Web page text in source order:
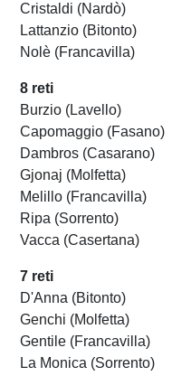
Cristaldi (Nardò)
Lattanzio (Bitonto)
Nolè (Francavilla)
8 reti
Burzio (Lavello)
Capomaggio (Fasano)
Dambros (Casarano)
Gjonaj (Molfetta)
Melillo (Francavilla)
Ripa (Sorrento)
Vacca (Casertana)
7 reti
D'Anna (Bitonto)
Genchi (Molfetta)
Gentile (Francavilla)
La Monica (Sorrento)